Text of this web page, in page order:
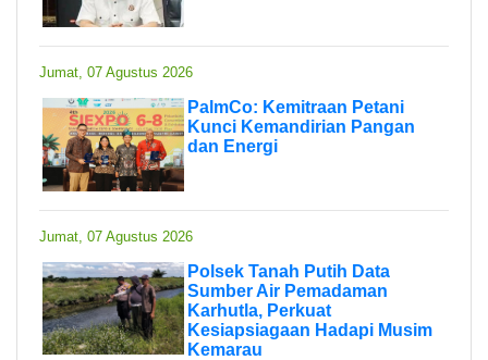
Jumat, 07 Agustus 2026
PalmCo: Kemitraan Petani
Kunci Kemandirian Pangan
dan Energi
Jumat, 07 Agustus 2026
Polsek Tanah Putih Data
Sumber Air Pemadaman
Karhutla, Perkuat
Kesiapsiagaan Hadapi Musim
Kemarau